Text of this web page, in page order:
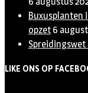
Buxusplanten
opzet 6
Spreidingswet
LIKE ONS OP